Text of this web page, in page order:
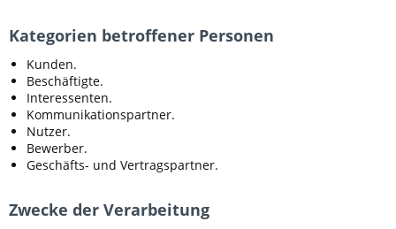
Kategorien betroffener Personen
Kunden.
Beschäftigte.
Interessenten.
Kommunikationspartner.
Nutzer.
Bewerber.
Geschäfts- und Vertragspartner.
Zwecke der Verarbeitung